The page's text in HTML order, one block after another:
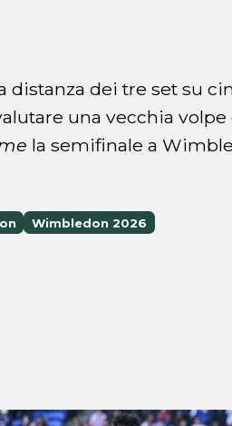
distanza dei tre set su
una vecchia
la semifinale a
Wimbledon 2026